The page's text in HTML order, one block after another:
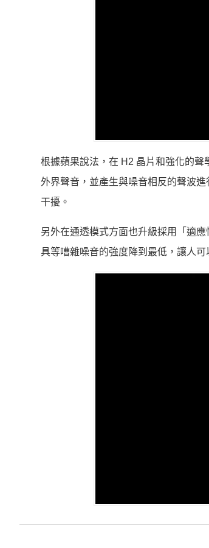
根據蘋果說法，在 H2 晶片和強化的
外界聲音，並產生與噪音相反的聲波
干擾。
另外在通透模式方面也升級採用「適
具等嘈雜噪音的強度降到最低，讓人可